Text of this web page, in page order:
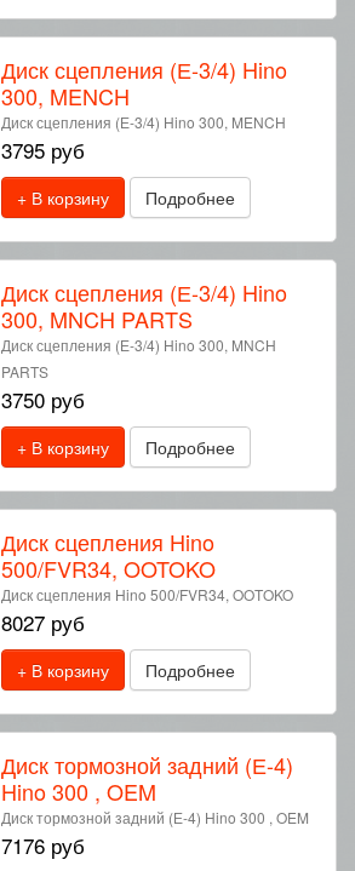
Диск сцепления (Е-3/4) Hino
300, MENCH
Диск сцепления (Е-3/4) Hino 300, MENCH
3795 руб
+ В корзину Подробнее
Диск сцепления (Е-3/4) Hino
300, MNCH PARTS
Диск сцепления (Е-3/4) Hino 300, MNCH
PARTS
3750 руб
+ В корзину Подробнее
Диск сцепления Hino
500/FVR34, OOTOKO
Диск сцепления Hino 500/FVR34, OOTOKO
8027 руб
+ В корзину Подробнее
Диск тормозной задний (Е-4)
Hino 300 , OEM
Диск тормозной задний (Е-4) Hino 300 , OEM
7176 руб